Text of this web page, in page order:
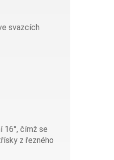
svazcích
16°, čímž se
z řezného